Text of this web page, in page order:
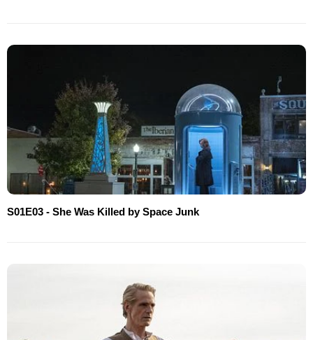
S01E03 - She Was Killed by Space Junk